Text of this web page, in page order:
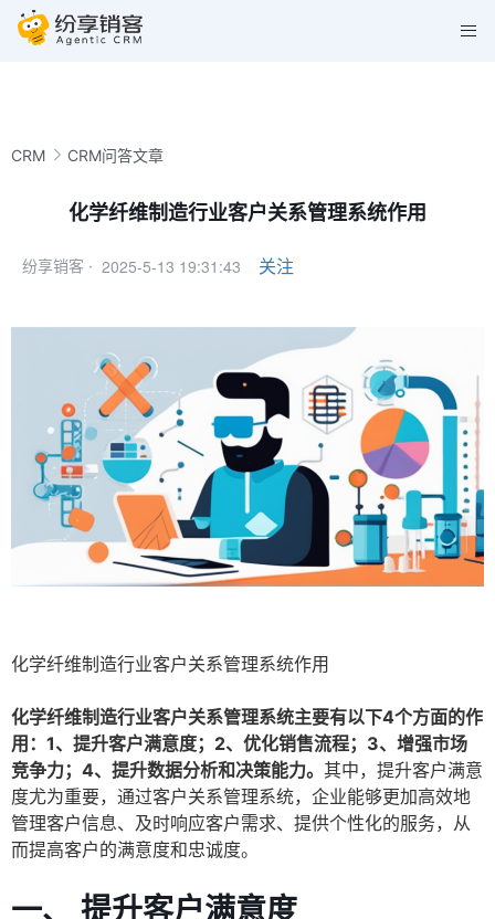
CRM CRM问答文章
化学纤维制造行业客户关系管理系统作用
纷享销客 · 2025-5-13 19:31:43 关注
化学纤维制造行业客户关系管理系统作用
化学纤维制造行业客户关系管理系统主要有以下4个方面的作
用：1、提升客户满意度；2、优化销售流程；3、增强市场
竞争力；4、提升数据分析和决策能力。 其中，提升客户满意
度尤为重要，通过客户关系管理系统，企业能够更加高效地
管理客户信息、及时响应客户需求、提供个性化的服务，从
而提高客户的满意度和忠诚度。
一、 提升客户满意度